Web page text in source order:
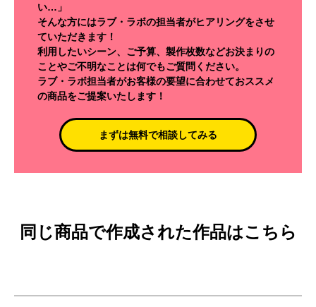
い…」
そんな方にはラブ・ラボの担当者がヒアリングをさせ
ていただきます！
利用したいシーン、ご予算、製作枚数などお決まりの
ことやご不明なことは何でもご質問ください。
ラブ・ラボ担当者がお客様の要望に合わせておススメ
の商品をご提案いたします！
まずは無料で相談してみる
同じ商品で作成された作品はこちら